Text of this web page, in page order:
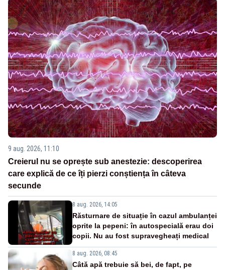
9 aug. 2026, 11:10
Creierul nu se oprește sub anestezie: descoperirea
care explică de ce îți pierzi conștiența în câteva
secunde
8 aug. 2026, 14:05
Răsturnare de situație în cazul ambulanței
oprite la pepeni: în autospecială erau doi
copii. Nu au fost supravegheați medical
8 aug. 2026, 08:45
Câtă apă trebuie să bei, de fapt, pe